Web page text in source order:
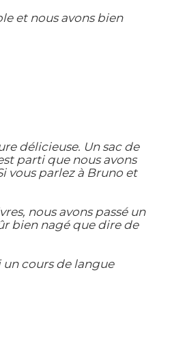
et nous avons bien
délicieuse. Un sac de
parti que nous avons
vous parlez à Bruno et
nous avons passé un
bien nagé que dire de
cours de langue